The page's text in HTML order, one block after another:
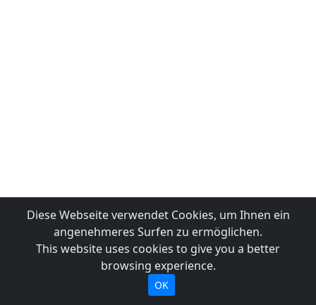
Diese Webseite verwendet Cookies, um Ihnen ein
angenehmeres Surfen zu ermöglichen.
This website uses cookies to give you a better
browsing experience.
OK